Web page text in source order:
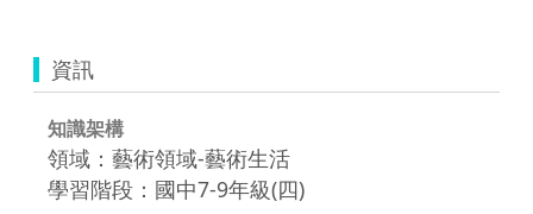
資訊
知識架構
領域：藝術領域-藝術生活
學習階段：國中7-9年級(四)